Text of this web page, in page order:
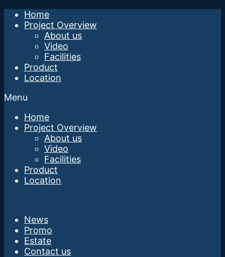
Home
Project Overview
About us
Video
Facilities
Product
Location
Menu
Home
Project Overview
About us
Video
Facilities
Product
Location
News
Promo
Estate
Contact us